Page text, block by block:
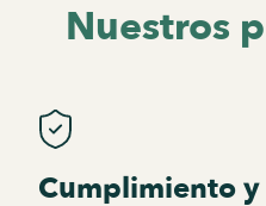
Nuestros
Cumplimiento